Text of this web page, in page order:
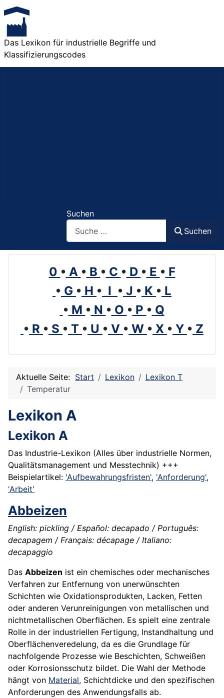
Das Lexikon für industrielle Begriffe und
Klassifizierungscodes
Suchen
Suchen
0 • A • B • C • D • E • F
• G • H • I • J • K • L
• M • N • O • P • Q
• R • S • T • U • V • W • X • Y • Z
Aktuelle Seite: Start Lexikon
Lexikon T
Temperatur
Lexikon A
Lexikon A
Das Industrie-Lexikon (Alles über industrielle Normen,
Qualitätsmanagement und Messtechnik) +++
Beispielartikel: 'Aufbewahrungsfristen', 'Anforderung',
'Arbeit'
Abbeizen
English: pickling / Español: decapado / Português:
decapagem / Français: décapage / Italiano:
decapaggio
Das Abbeizen ist ein chemisches oder mechanisches
Verfahren zur Entfernung von unerwünschten
Schichten wie Oxidationsprodukten, Lacken, Fetten
oder anderen Verunreinigungen von metallischen und
nichtmetallischen Oberflächen. Es spielt eine zentrale
Rolle in der industriellen Fertigung, Instandhaltung und
Oberflächenveredelung, da es die Grundlage für
nachfolgende Prozesse wie Beschichten, Schweißen
oder Korrosionsschutz bildet. Die Wahl der Methode
hängt von Material, Schichtdicke und den spezifischen
Anforderungen des Anwendungsfalls ab.